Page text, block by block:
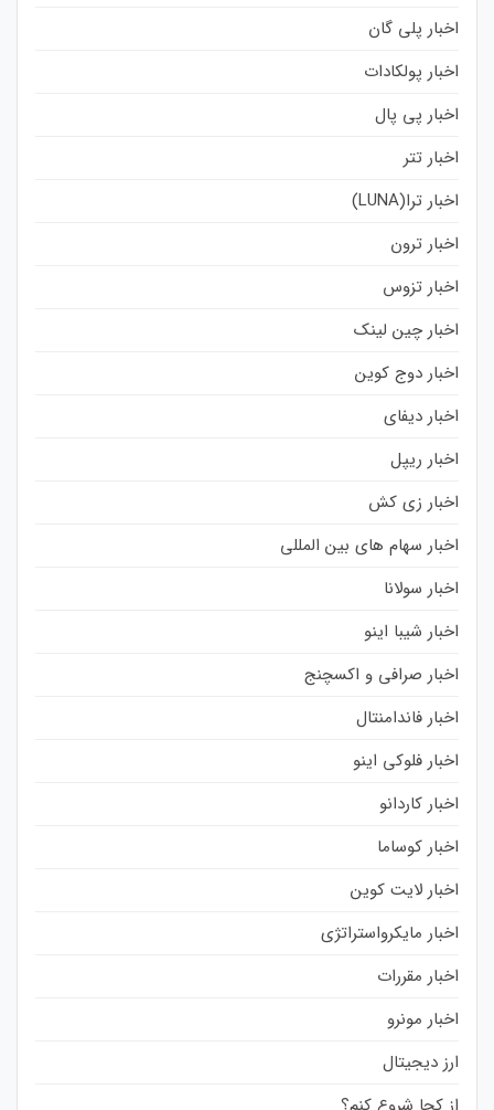
اخبار پلی گان
اخبار پولکادات
اخبار پی پال
اخبار تتر
اخبار ترا(LUNA)
اخبار ترون
اخبار تزوس
اخبار چین لینک
اخبار دوج کوین
اخبار دیفای
اخبار ریپل
اخبار زی کش
اخبار سهام های بین المللی
اخبار سولانا
اخبار شیبا اینو
اخبار صرافی و اکسچنج
اخبار فاندامنتال
اخبار فلوکی اینو
اخبار کاردانو
اخبار کوساما
اخبار لایت کوین
اخبار مایکرواستراتژی
اخبار مقررات
اخبار مونرو
ارز دیجیتال